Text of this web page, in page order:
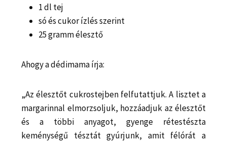
1 dl tej
só és cukor ízlés szerint
25 gramm élesztő
Ahogy a dédimama írja:
„Az élesztőt cukrostejben felfutattjuk. A lisztet a
margarinnal elmorzsoljuk, hozzáadjuk az élesztőt
és a többi anyagot, gyenge rétestészta
keménységű tésztát gyúrjunk, amit félórát a